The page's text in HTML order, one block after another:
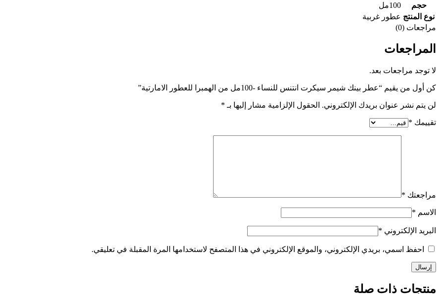
حجم
100مل
نوع المنتج عطور غربية
مراجعات (0)
المراجعات
لا توجد مراجعات بعد.
كن أول من يقيم “عطر بينك شيمر سيكرت انتنس للنساء -100مل من الهمبرا للعطور الامارتية”
لن يتم نشر عنوان بريدك الإلكتروني. الحقول الإلزامية مشار إليها بـ *
تقييمك *
مراجعتك *
الاسم *
البريد الإلكتروني *
احفظ اسمي، بريدي الإلكتروني، والموقع الإلكتروني في هذا المتصفح لاستخدامها المرة المقبلة في تعليقي.
منتجات ذات صلة